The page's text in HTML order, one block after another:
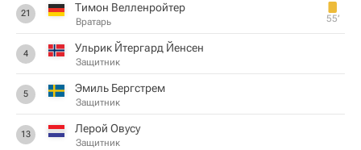
21 Тимон Велленройтер
Вратарь 55‎’‎
4 Ульрик Йтергард Йенсен
Защитник
5 Эмиль Бергстрем
Защитник
13 Лерой Овусу
Защитник